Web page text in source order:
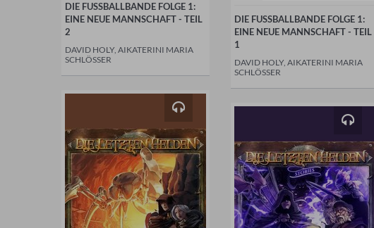
DIE FUSSBALLBANDE FOLGE 1:
EINE NEUE MANNSCHAFT - TEIL
2
DAVID HOLY, AIKATERINI MARIA
SCHLÖSSER
DIE FUSSBALLBANDE FOLGE 1:
EINE NEUE MANNSCHAFT - TEIL
1
DAVID HOLY, AIKATERINI MARIA
SCHLÖSSER